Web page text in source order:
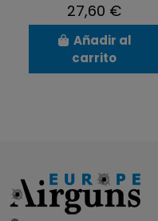
27,60 €
Añadir al
carrito